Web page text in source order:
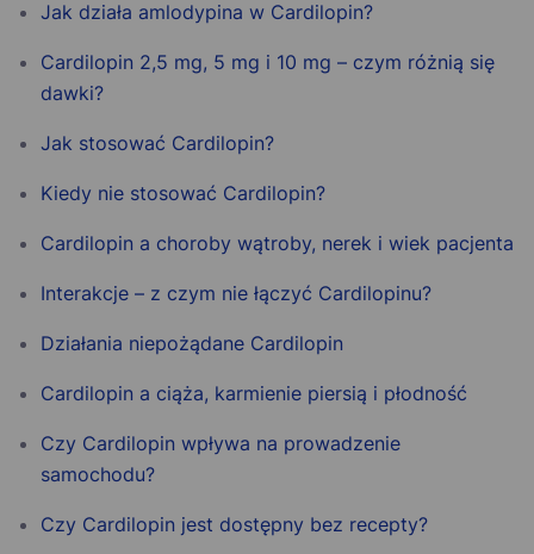
Jak działa amlodypina w Cardilopin?
Cardilopin 2,5 mg, 5 mg i 10 mg – czym różnią się
dawki?
Jak stosować Cardilopin?
Kiedy nie stosować Cardilopin?
Cardilopin a choroby wątroby, nerek i wiek pacjenta
Interakcje – z czym nie łączyć Cardilopinu?
Działania niepożądane Cardilopin
Cardilopin a ciąża, karmienie piersią i płodność
Czy Cardilopin wpływa na prowadzenie
samochodu?
Czy Cardilopin jest dostępny bez recepty?